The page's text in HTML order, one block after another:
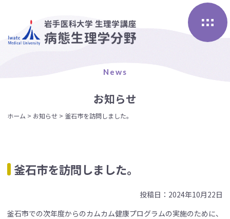
News
お知らせ
ホーム > お知らせ > 釜石市を訪問しました。
釜石市を訪問しました。
投稿日：2024年10月22日
釜石市での次年度からのカムカム健康プログラムの実施のために、